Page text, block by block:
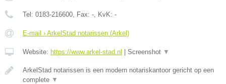
Tel: 0183-216600, Fax: -, KvK: -
E-mail › ArkelStad notarissen (Arkel)
Website: https://www.arkel-stad.nl Screenshot ▼
ArkelStad notarissen is een modern notariskantoor gericht op een
complete ▼